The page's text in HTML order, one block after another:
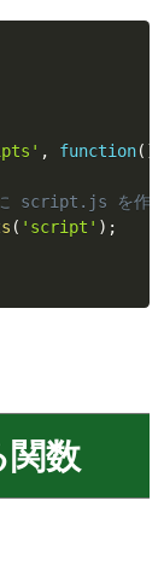
, function( )
script.js を作成
( 'script' ) ;
数